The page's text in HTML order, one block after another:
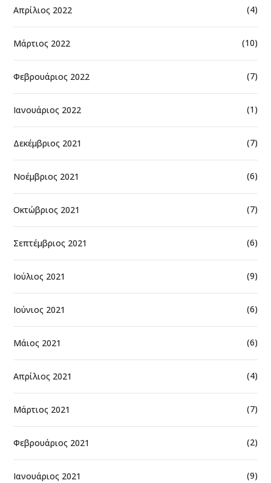
Απρίλιος 2022 (4)
Μάρτιος 2022 (10)
Φεβρουάριος 2022 (7)
Ιανουάριος 2022 (1)
Δεκέμβριος 2021 (7)
Νοέμβριος 2021 (6)
Οκτώβριος 2021 (7)
Σεπτέμβριος 2021 (6)
Ιούλιος 2021 (9)
Ιούνιος 2021 (6)
Μάιος 2021 (6)
Απρίλιος 2021 (4)
Μάρτιος 2021 (7)
Φεβρουάριος 2021 (2)
Ιανουάριος 2021 (9)